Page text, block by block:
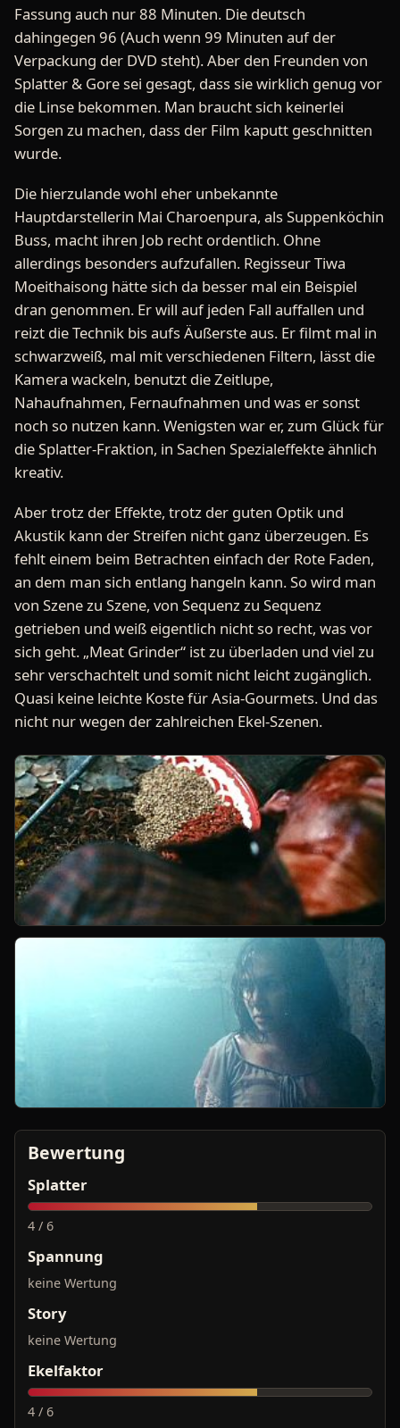
Fassung auch nur 88 Minuten. Die deutsch
dahingegen 96 (Auch wenn 99 Minuten auf der
Verpackung der DVD steht). Aber den Freunden von
Splatter & Gore sei gesagt, dass sie wirklich genug vor
die Linse bekommen. Man braucht sich keinerlei
Sorgen zu machen, dass der Film kaputt geschnitten
wurde.
Die hierzulande wohl eher unbekannte
Hauptdarstellerin Mai Charoenpura, als Suppenköchin
Buss, macht ihren Job recht ordentlich. Ohne
allerdings besonders aufzufallen. Regisseur Tiwa
Moeithaisong hätte sich da besser mal ein Beispiel
dran genommen. Er will auf jeden Fall auffallen und
reizt die Technik bis aufs Äußerste aus. Er filmt mal in
schwarzweiß, mal mit verschiedenen Filtern, lässt die
Kamera wackeln, benutzt die Zeitlupe,
Nahaufnahmen, Fernaufnahmen und was er sonst
noch so nutzen kann. Wenigsten war er, zum Glück für
die Splatter-Fraktion, in Sachen Spezialeffekte ähnlich
kreativ.
Aber trotz der Effekte, trotz der guten Optik und
Akustik kann der Streifen nicht ganz überzeugen. Es
fehlt einem beim Betrachten einfach der Rote Faden,
an dem man sich entlang hangeln kann. So wird man
von Szene zu Szene, von Sequenz zu Sequenz
getrieben und weiß eigentlich nicht so recht, was vor
sich geht. „Meat Grinder“ ist zu überladen und viel zu
sehr verschachtelt und somit nicht leicht zugänglich.
Quasi keine leichte Koste für Asia-Gourmets. Und das
nicht nur wegen der zahlreichen Ekel-Szenen.
Bewertung
Splatter
4 / 6
Spannung
keine Wertung
Story
keine Wertung
Ekelfaktor
4 / 6